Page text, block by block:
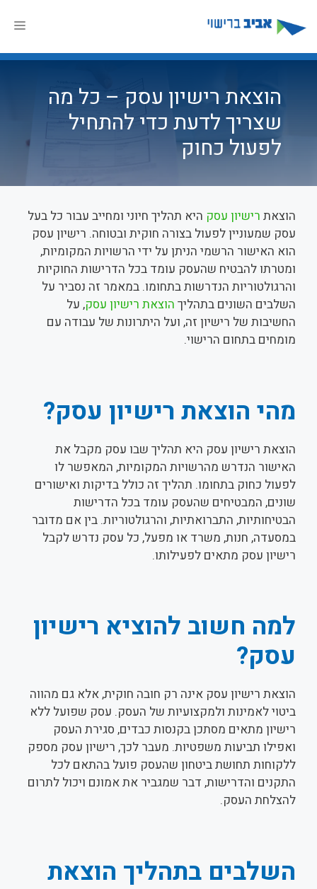
לתוכן
הוצאת רישיון עסק – כל מה
שצריך לדעת כדי להתחיל
לפעול כחוק
הוצאת רישיון עסק היא תהליך חיוני ומחייב עבור כל בעל
עסק שמעוניין לפעול בצורה חוקית ובטוחה. רישיון עסק
הוא האישור הרשמי הניתן על ידי הרשויות המקומיות,
ומטרתו להבטיח שהעסק עומד בכל הדרישות החוקיות
והרגולטוריות הנדרשות בתחומו. במאמר זה נסביר על
השלבים השונים בתהליך הוצאת רישיון עסק, על
החשיבות של רישיון זה, ועל היתרונות של עבודה עם
מומחים בתחום הרישוי.
מהי הוצאת רישיון עסק?
הוצאת רישיון עסק היא תהליך שבו עסק מקבל את
האישור הנדרש מהרשויות המקומיות, המאפשר לו
לפעול כחוק בתחומו. תהליך זה כולל בדיקות ואישורים
שונים, המבטיחים שהעסק עומד בכל הדרישות
הבטיחותיות, התברואתיות, והרגולטוריות. בין אם מדובר
במסעדה, חנות, משרד או מפעל, כל עסק נדרש לקבל
רישיון עסק מתאים לפעילותו.
למה חשוב להוציא רישיון
עסק?
הוצאת רישיון עסק אינה רק חובה חוקית, אלא גם מהווה
ביטוי לאמינות ולמקצועיות של העסק. עסק שפועל ללא
רישיון מתאים מסתכן בקנסות כבדים, סגירת העסק
ואפילו תביעות משפטיות. מעבר לכך, רישיון עסק מספק
ללקוחות תחושת ביטחון שהעסק פועל בהתאם לכל
התקנים והדרישות, דבר שמגביר את אמונם ויכול לתרום
להצלחת העסק.
השלבים בתהליך הוצאת